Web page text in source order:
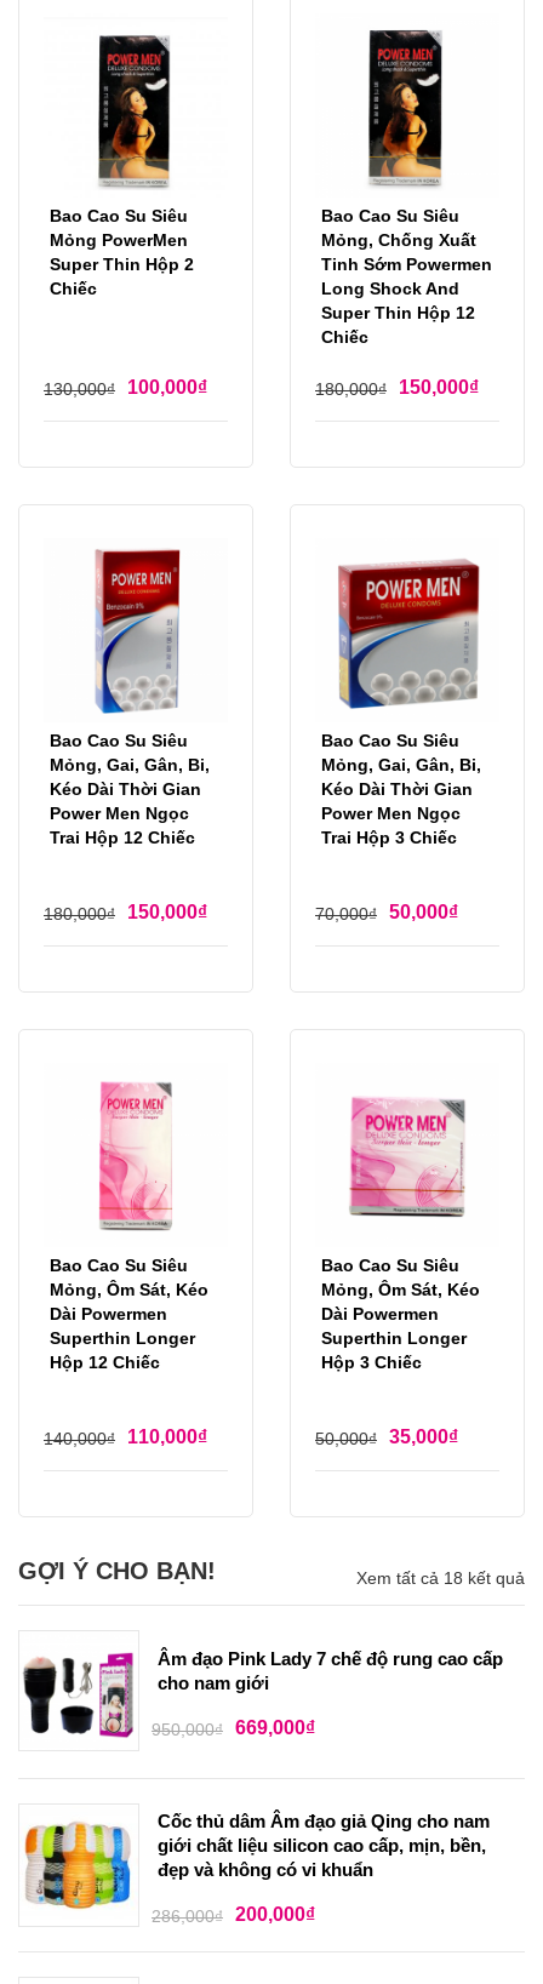
Bao Cao Su Siêu
Mỏng PowerMen
Super Thin Hộp 2
Chiếc
130,000₫ 100,000₫
Bao Cao Su Siêu
Mỏng, Chống Xuất
Tinh Sớm Powermen
Long Shock And
Super Thin Hộp 12
Chiếc
180,000₫ 150,000₫
Bao Cao Su Siêu
Mỏng, Gai, Gân, Bi,
Kéo Dài Thời Gian
Power Men Ngọc
Trai Hộp 12 Chiếc
180,000₫ 150,000₫
Bao Cao Su Siêu
Mỏng, Gai, Gân, Bi,
Kéo Dài Thời Gian
Power Men Ngọc
Trai Hộp 3 Chiếc
70,000₫ 50,000₫
Bao Cao Su Siêu
Mỏng, Ôm Sát, Kéo
Dài Powermen
Superthin Longer
Hộp 12 Chiếc
140,000₫ 110,000₫
Bao Cao Su Siêu
Mỏng, Ôm Sát, Kéo
Dài Powermen
Superthin Longer
Hộp 3 Chiếc
50,000₫ 35,000₫
Xem tất cả 18 kết quả
GỢI Ý CHO BẠN!
Âm đạo Pink Lady 7 chế độ rung cao cấp
cho nam giới
950,000₫ 669,000₫
Cốc thủ dâm Âm đạo giả Qing cho nam
giới chất liệu silicon cao cấp, mịn, bền,
đẹp và không có vi khuẩn
286,000₫ 200,000₫